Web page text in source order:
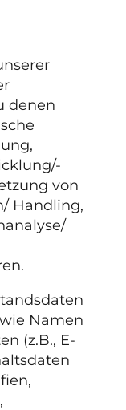
denen
von
Handling,
Namen
(z.B., E-